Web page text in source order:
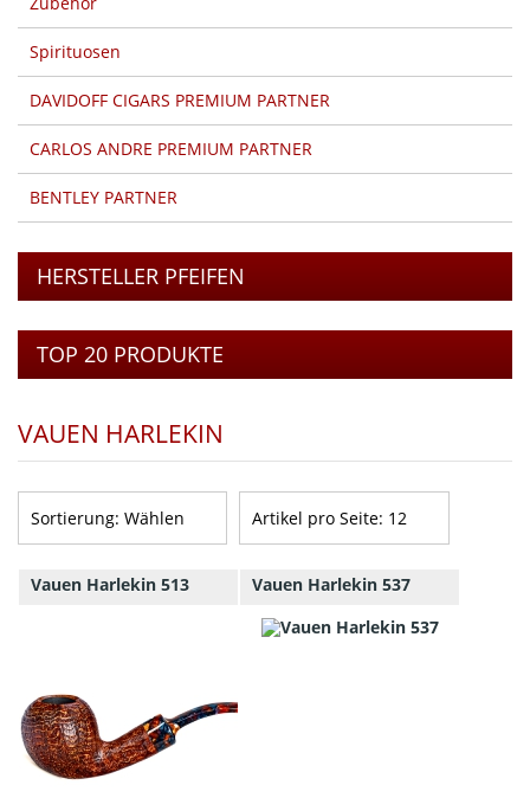
Spirituosen
DAVIDOFF CIGARS PREMIUM PARTNER
CARLOS ANDRE PREMIUM PARTNER
BENTLEY PARTNER
HERSTELLER PFEIFEN
TOP 20 PRODUKTE
VAUEN HARLEKIN
Sortierung: Wählen Artikel pro Seite: 12
Vauen Harlekin 513 Vauen Harlekin 537